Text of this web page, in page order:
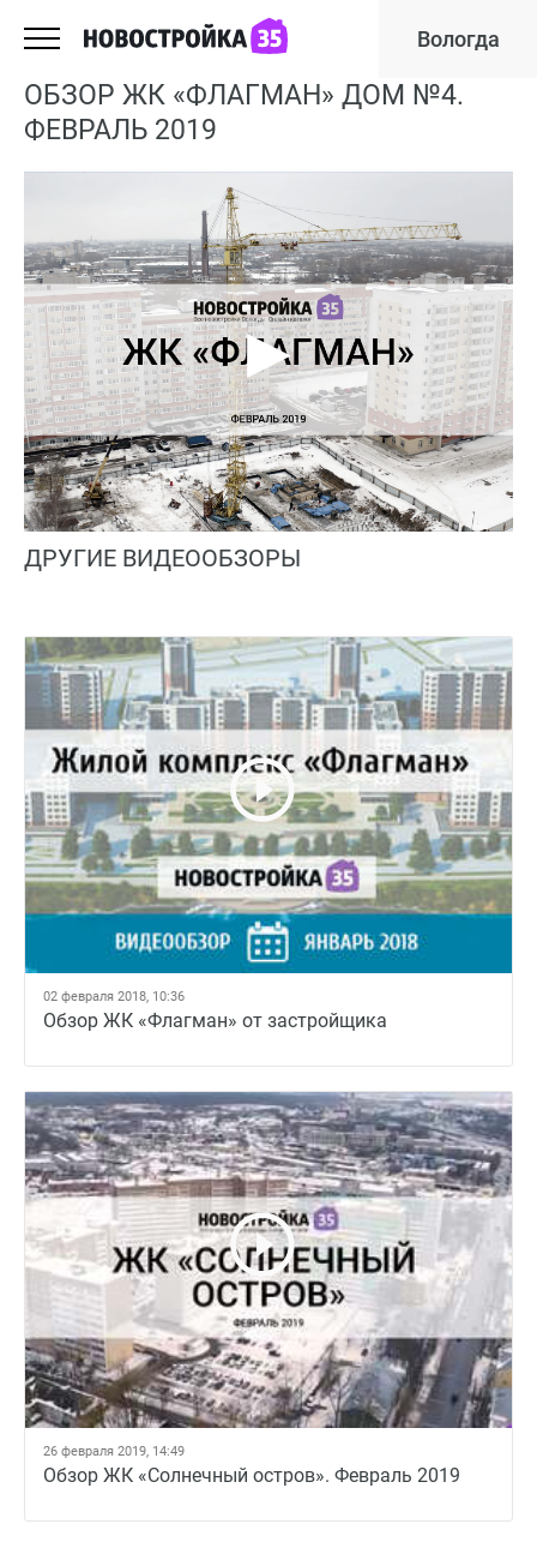
Вологда
ОБЗОР ЖК «ФЛАГМАН» ДОМ №4.
ФЕВРАЛЬ 2019
ДРУГИЕ ВИДЕООБЗОРЫ
02 февраля 2018, 10:36
Обзор ЖК «Флагман» от застройщика
26 февраля 2019, 14:49
Обзор ЖК «Солнечный остров». Февраль 2019